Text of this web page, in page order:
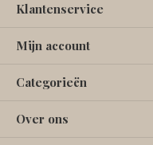
Klantenservice
Mijn account
Categorieën
Over ons